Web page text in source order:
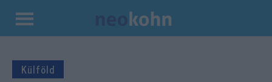
Kilépés
tartalomba
Külföld